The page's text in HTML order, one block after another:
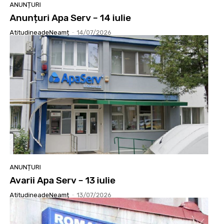
ANUNȚURI
Anunțuri Apa Serv – 14 iulie
AtitudineadeNeamț - 14/07/2026
ANUNȚURI
Avarii Apa Serv – 13 iulie
AtitudineadeNeamț - 13/07/2026